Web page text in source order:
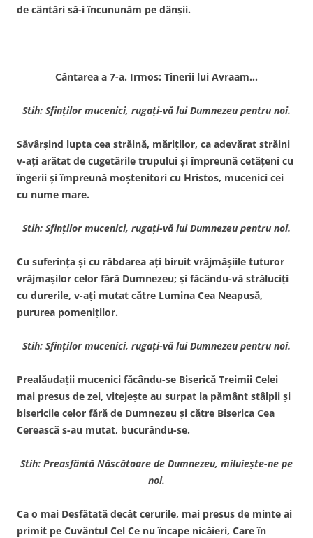
de cântări să-i încununăm pe dânşii.
Cântarea a 7-a. Irmos: Tinerii lui Avraam…
Stih: Sfinţilor mucenici, rugaţi-vă lui Dumnezeu pentru noi.
Săvârşind lupta cea străină, măriţilor, ca adevărat străini
v-aţi arătat de cugetările trupului şi împreună cetăţeni cu
îngerii şi împreună moştenitori cu Hristos, mucenici cei
cu nume mare.
Stih: Sfinţilor mucenici, rugaţi-vă lui Dumnezeu pentru noi.
Cu suferinţa şi cu răbdarea aţi biruit vrăjmăşiile tuturor
vrăjmaşilor celor fără Dumnezeu; şi făcându-vă străluciţi
cu durerile, v-aţi mutat către Lumina Cea Neapusă,
pururea pomeniţilor.
Stih: Sfinţilor mucenici, rugaţi-vă lui Dumnezeu pentru noi.
Prealăudaţii mucenici făcându-se Biserică Treimii Celei
mai presus de zei, vitejeşte au surpat la pământ stâlpii şi
bisericile celor fără de Dumnezeu şi către Biserica Cea
Cerească s-au mutat, bucurându-se.
Stih: Preasfântă Născătoare de Dumnezeu, miluieşte-ne pe
noi.
Ca o mai Desfătată decât cerurile, mai presus de minte ai
primit pe Cuvântul Cel Ce nu încape nicăieri, Care în